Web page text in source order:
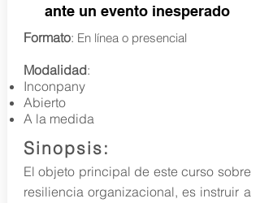
ante un evento inesperado
Formato: En línea o presencial
Modalidad:
Inconpany
Abierto
A la medida
Sinopsis:
El objeto principal de este curso sobre
resiliencia organizacional, es instruir a